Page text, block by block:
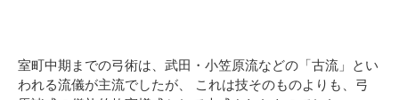
室町中期までの弓術は、武田・小笠原流などの「古流」とい
われる流儀が主流でしたが、 これは技そのものよりも、弓